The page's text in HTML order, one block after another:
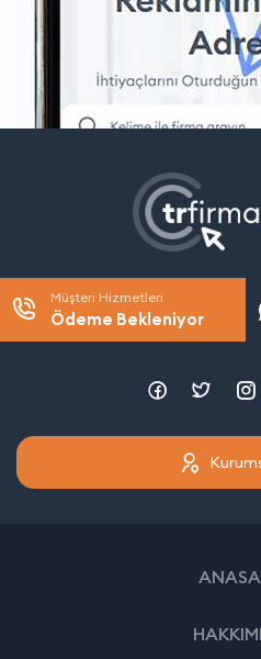
Müşteri Hizmetleri
Ödeme Bekleniyor